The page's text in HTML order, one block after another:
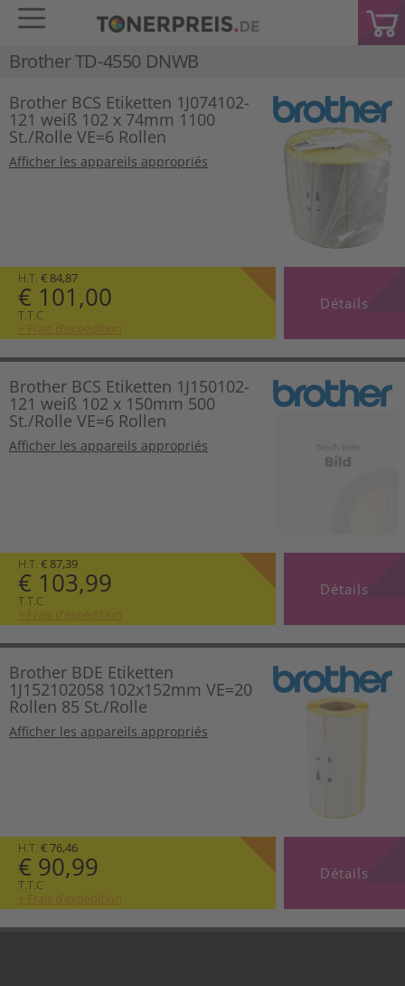
Brother TD-4550 DNWB
Brother BCS Etiketten 1J074102-
121 weiß 102 x 74mm 1100
St./Rolle VE=6 Rollen
Afficher les appareils appropriés
H.T. € 84,87
€ 101,00
T.T.C
+ Frais d’expédition
Détails
Brother BCS Etiketten 1J150102-
121 weiß 102 x 150mm 500
St./Rolle VE=6 Rollen
Afficher les appareils appropriés
H.T. € 87,39
€ 103,99
T.T.C
+ Frais d’expédition
Détails
Brother BDE Etiketten
1J152102058 102x152mm VE=20
Rollen 85 St./Rolle
Afficher les appareils appropriés
H.T. € 76,46
€ 90,99
T.T.C
+ Frais d’expédition
Détails